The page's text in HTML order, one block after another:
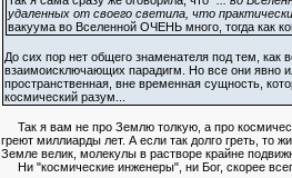
удаленных от своего светила, что
вакуума во Вселенной ОЧЕНЬ много, тогда как
До сих пор нет общего знаменателя под тем, как
взаимоисключающих парадигм. Но все они явно
пространственная, вне временная сущность,
космический разум...
Так я вам не про Землю толкую, а про
греют миллиарды лет. А если так долго греть, то
Земле велик, молекулы в растворе крайне
Ни "космические инженеры", ни Бог, скорее